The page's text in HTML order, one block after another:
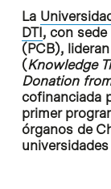
La
DTI, con sede
(PCB),
(Knowledge
Donation
cofinanciada
primer
órganos de